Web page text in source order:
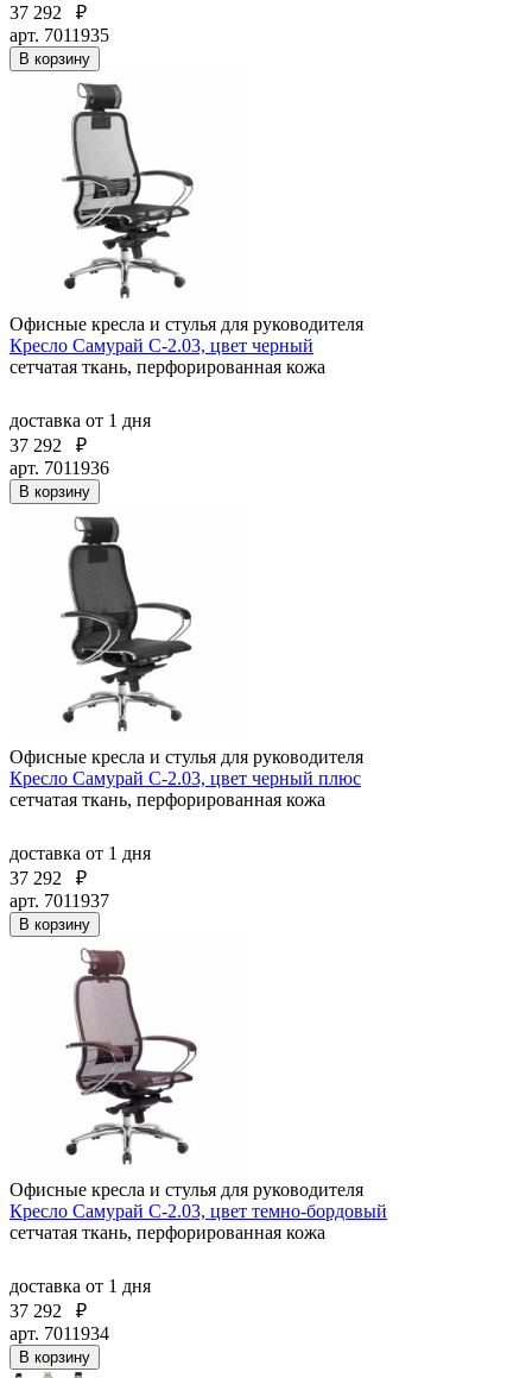
37 292
₽
арт. 7011935
В корзину
Офисные кресла и стулья для руководителя
Кресло Самурай С-2.03, цвет черный
сетчатая ткань, перфорированная кожа
доставка от 1 дня
37 292
₽
арт. 7011936
В корзину
Офисные кресла и стулья для руководителя
Кресло Самурай С-2.03, цвет черный плюс
сетчатая ткань, перфорированная кожа
доставка от 1 дня
37 292
₽
арт. 7011937
В корзину
Офисные кресла и стулья для руководителя
Кресло Самурай С-2.03, цвет темно-бордовый
сетчатая ткань, перфорированная кожа
доставка от 1 дня
37 292
₽
арт. 7011934
В корзину